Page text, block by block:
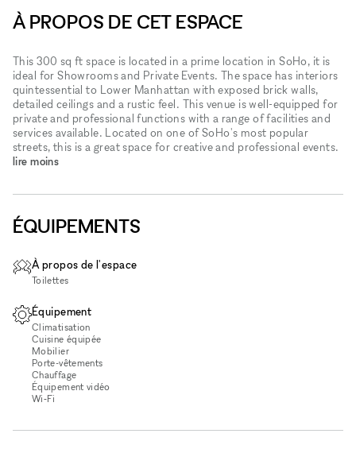
À PROPOS DE CET ESPACE
This 300 sq ft space is located in a prime location in SoHo, it is
ideal for Showrooms and Private Events. The space has interiors
quintessential to Lower Manhattan with exposed brick walls,
detailed ceilings and a rustic feel. This venue is well-equipped for
private and professional functions with a range of facilities and
services available. Located on one of SoHo's most popular
streets, this is a great space for creative and professional events.
lire moins
ÉQUIPEMENTS
À propos de l'espace
Toilettes
Équipement
Climatisation
Cuisine équipée
Mobilier
Porte-vêtements
Chauffage
Équipement vidéo
Wi‑Fi